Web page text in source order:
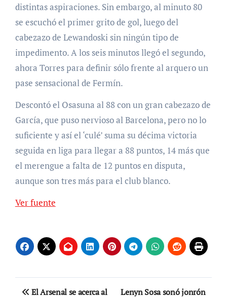
distintas aspiraciones. Sin embargo, al minuto 80
se escuchó el primer grito de gol, luego del
cabezazo de Lewandoski sin ningún tipo de
impedimento. A los seis minutos llegó el segundo,
ahora Torres para definir sólo frente al arquero un
pase sensacional de Fermín.
Descontó el Osasuna al 88 con un gran cabezazo de
García, que puso nervioso al Barcelona, pero no lo
suficiente y así el ‘culé’ suma su décima victoria
seguida en liga para llegar a 88 puntos, 14 más que
el merengue a falta de 12 puntos en disputa,
aunque son tres más para el club blanco.
Ver fuente
Navegación
El Arsenal se acerca al
Lenyn Sosa sonó jonrón